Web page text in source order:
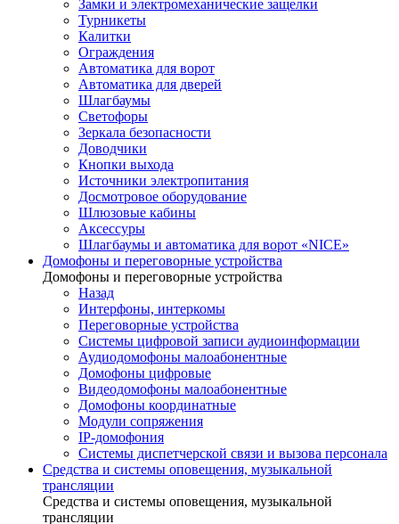
Замки и электромеханические защелки
Турникеты
Калитки
Ограждения
Автоматика для ворот
Автоматика для дверей
Шлагбаумы
Светофоры
Зеркала безопасности
Доводчики
Кнопки выхода
Источники электропитания
Досмотровое оборудование
Шлюзовые кабины
Аксессуры
Шлагбаумы и автоматика для ворот «NICE»
Домофоны и переговорные устройства
Домофоны и переговорные устройства
Назад
Интерфоны, интеркомы
Переговорные устройства
Системы цифровой записи аудиоинформации
Аудиодомофоны малоабонентные
Домофоны цифровые
Видеодомофоны малоабонентные
Домофоны координатные
Модули сопряжения
IP-домофония
Системы диспетчерской связи и вызова персонала
Средства и системы оповещения, музыкальной
трансляции
Средства и системы оповещения, музыкальной
трансляции